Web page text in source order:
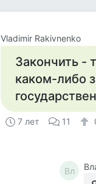
Vladimir Rakivnenko
Закончить -
каком-либо
7 лет 11
Вл